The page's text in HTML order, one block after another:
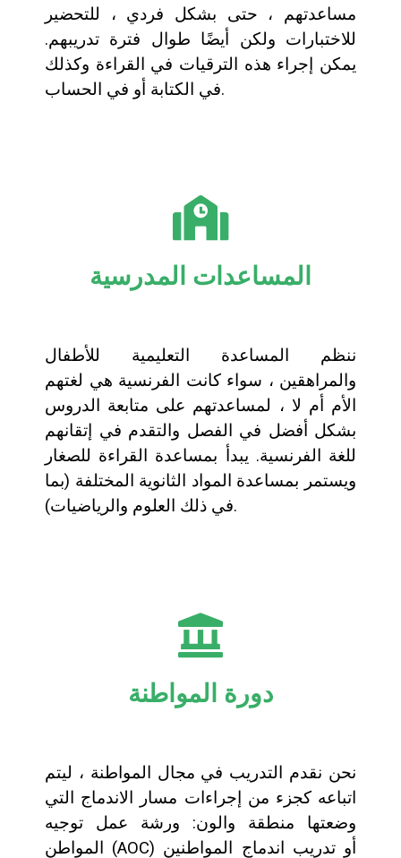
مساعدتهم ، حتى بشكل فردي ، للتحضير
للاختبارات ولكن أيضًا طوال فترة تدريبهم.
يمكن إجراء هذه الترقيات في القراءة وكذلك
في الكتابة أو في الحساب.
المساعدات المدرسية
ننظم المساعدة التعليمية للأطفال
والمراهقين ، سواء كانت الفرنسية هي لغتهم
الأم أم لا ، لمساعدتهم على متابعة الدروس
بشكل أفضل في الفصل والتقدم في إتقانهم
للغة الفرنسية. يبدأ بمساعدة القراءة للصغار
ويستمر بمساعدة المواد الثانوية المختلفة (بما
في ذلك العلوم والرياضيات).
دورة المواطنة
نحن نقدم التدريب في مجال المواطنة ، ليتم
اتباعه كجزء من إجراءات مسار الاندماج التي
وضعتها منطقة والون: ورشة عمل توجيه
المواطن (AOC) أو تدريب اندماج المواطنين